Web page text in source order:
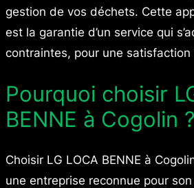
gestion de vos déchets. Cette
est la garantie d’un service qui
contraintes, pour une satisfaction
Pourquoi choisir
BENNE à Cogolin ?
Choisir LG LOCA BENNE à
une entreprise reconnue pour